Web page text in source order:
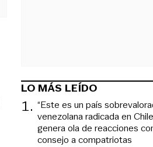
LO MÁS LEÍDO
1. “Este es un país
venezolana radicada en Chile
genera ola de reacciones
consejo a compatriotas